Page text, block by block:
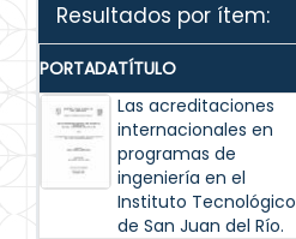
Resultados por ítem:
PORTADATÍTULO
Las acreditaciones
internacionales en
programas de
ingeniería en el
Instituto Tecnológico
de San Juan del Río.